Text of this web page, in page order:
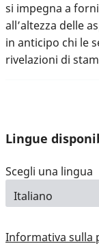
si impegna a
all’altezza delle
in anticipo chi le
rivelazioni di
Lingue
Scegli una lingua
Informativa sulla